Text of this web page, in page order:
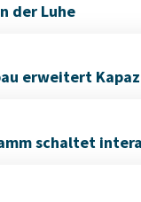
der Luhe
erweitert
schaltet